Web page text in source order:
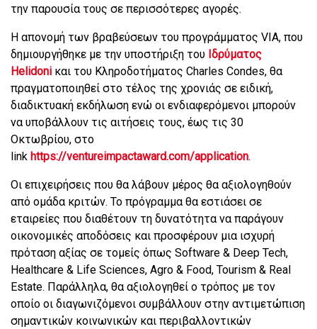
την παρουσία τους σε περισσότερες αγορές.
Η απονομή των βραβεύσεων του προγράμματος VIA, που
δημιουργήθηκε με την υποστήριξη του Ιδρύματος
Helidoni και του Κληροδοτήματος Charles Condes, θα
πραγματοποιηθεί στο τέλος της χρονιάς σε ειδική,
διαδικτυακή εκδήλωση ενώ οι ενδιαφερόμενοι μπορούν
να υποβάλλουν τις αιτήσεις τους, έως τις 30
Οκτωβρίου, στο
link https://ventureimpactaward.com/application.
Οι επιχειρήσεις που θα λάβουν μέρος θα αξιολογηθούν
από ομάδα κριτών. Το πρόγραμμα θα εστιάσει σε
εταιρείες που διαθέτουν τη δυνατότητα να παράγουν
οικονομικές αποδόσεις και προσφέρουν μια ισχυρή
πρόταση αξίας σε τομείς όπως Software & Deep Tech,
Healthcare & Life Sciences, Agro & Food, Tourism & Real
Estate. Παράλληλα, θα αξιολογηθεί ο τρόπος με τον
οποίο οι διαγωνιζόμενοι συμβάλλουν στην αντιμετώπιση
σημαντικών κοινωνικών και περιβαλλοντικών